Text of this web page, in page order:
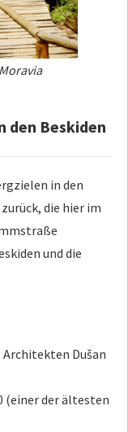
den Beskiden
in den
die hier im
und die
Dušan
(einer der ältesten